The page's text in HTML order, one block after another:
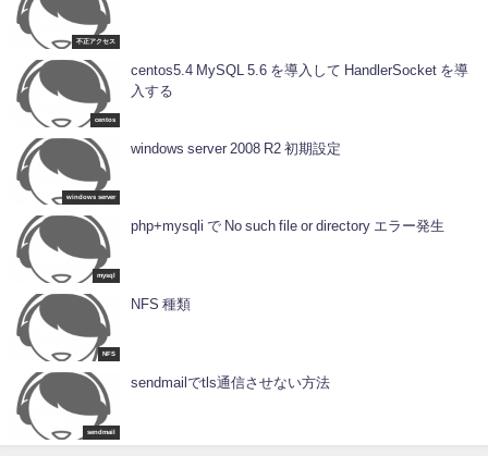
不正アクセス
centos
centos5.4 MySQL 5.6 を導入して HandlerSocket を導
入する
windows server
windows server 2008 R2 初期設定
mysql
php+mysqli で No such file or directory エラー発生
NFS
NFS 種類
sendmail
sendmailでtls通信させない方法